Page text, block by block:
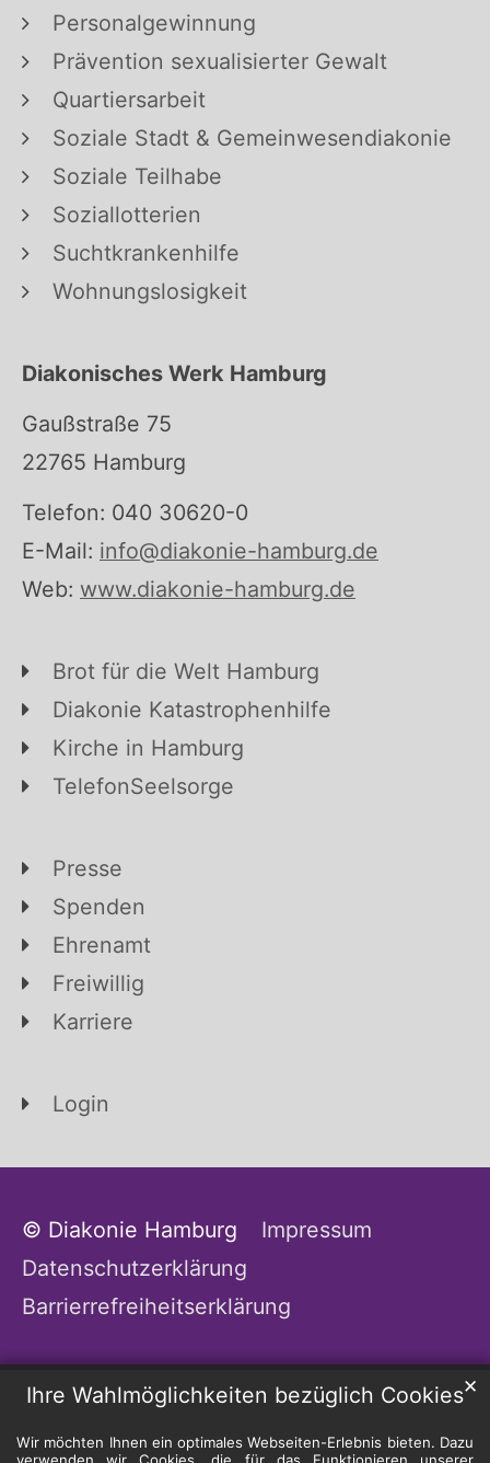
Ihre Wahlmöglichkeiten bezüglich Cookies
Wir möchten Ihnen ein optimales Webseiten-Erlebnis bieten. Dazu
verwenden wir Cookies, die für das Funktionieren unserer
✕
Personalgewinnung
Prävention sexualisierter Gewalt
Quartiersarbeit
Soziale Stadt & Gemeinwesendiakonie
Soziale Teilhabe
Soziallotterien
Suchtkrankenhilfe
Wohnungslosigkeit
Diakonisches Werk Hamburg
Gaußstraße 75
22765 Hamburg
Telefon: 040 30620-0
E-Mail: info@diakonie-hamburg.de
Web: www.diakonie-hamburg.de
Brot für die Welt Hamburg
Diakonie Katastrophenhilfe
Kirche in Hamburg
TelefonSeelsorge
Presse
Spenden
Ehrenamt
Freiwillig
Karriere
Login
© Diakonie Hamburg
Impressum
Datenschutzerklärung
Barrierrefreiheitserklärung